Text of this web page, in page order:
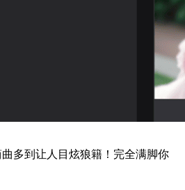
多到让人目炫狼籍！完全满脚你